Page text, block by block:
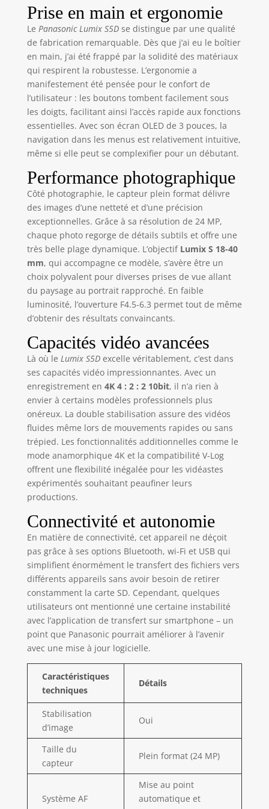
Noir
jusqu’à 6.5 stops
en
capteur+optique
pour des images
ultra nettes dans
toutes les
conditions VIDEO
PROFESSIONNELLE
: vidéo 4K en 4:2:2
10bit avec
fonctions V-Log &
Mode
Anamorphique,
Slow Motion 180ips
AUTOFOCUS
PRÉCIS ET
INTELLIGENT : mise
au point ultra
rapide sur les
yeux, visages et
animaux, de près
comme de loin
ERGONOMIE
OPTIMISÉE : un
boîtier plein format
ultra compact et
léger, résistant et
tropicalisée, avec
écran tactile
orientable et une
autonomie de 1500
images
Prise en main et ergonomie
Le Panasonic Lumix S5Dse distingue par une qualité
de fabrication remarquable. Dès que j’ai eu le boîtier
en main, j’ai été frappé par la solidité des matériaux
qui respirent la robustesse. L’ergonomie a
manifestement été pensée pour le confort de
l’utilisateur : les boutons tombent facilement sous
les doigts, facilitant ainsi l’accès rapide aux fonctions
essentielles. Avec son écran OLED de 3 pouces, la
navigation dans les menus est relativement intuitive,
même si elle peut se complexifier pour un débutant.
Performance photographique
Côté photographie, le capteur plein format délivre
des images d’une netteté et d’une précision
exceptionnelles. Grâce à sa résolution de 24 MP,
chaque photo regorge de détails subtils et offre une
très belle plage dynamique. L’objectif Lumix S 18-40
mm, qui accompagne ce modèle, s’avère être un
choix polyvalent pour diverses prises de vue allant
du paysage au portrait rapproché. En faible
luminosité, l’ouverture F4.5-6.3 permet tout de même
d’obtenir des résultats convaincants.
Capacités vidéo avancées
Là où le Lumix S5Dexcelle véritablement, c’est dans
ses capacités vidéo impressionnantes. Avec un
enregistrement en 4K 4 : 2 : 2 10bit, il n’a rien à
envier à certains modèles professionnels plus
onéreux. La double stabilisation assure des vidéos
fluides même lors de mouvements rapides ou sans
trépied. Les fonctionnalités additionnelles comme le
mode anamorphique 4K et la compatibilité V-Log
offrent une flexibilité inégalée pour les vidéastes
expérimentés souhaitant peaufiner leurs
productions.
Connectivité et autonomie
En matière de connectivité, cet appareil ne déçoit
pas grâce à ses options Bluetooth, wi-Fi et USB qui
simplifient énormément le transfert des fichiers vers
différents appareils sans avoir besoin de retirer
constamment la carte SD. Cependant, quelques
utilisateurs ont mentionné une certaine instabilité
avec l’application de transfert sur smartphone – un
point que Panasonic pourrait améliorer à l’avenir
avec une mise à jour logicielle.
Caractéristiques
techniques
Détails
Stabilisation
d’image
Oui
Taille du
capteur
Plein format (24 MP)
Système AF
Mise au point
automatique et